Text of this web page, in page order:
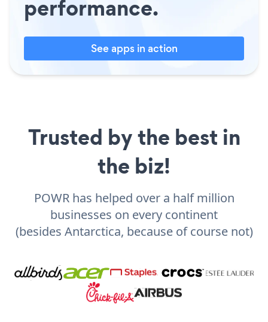
performance.
See apps in action
Trusted by the best in
the biz!
POWR has helped over a half million
businesses on every continent
(besides Antarctica, because of course not)